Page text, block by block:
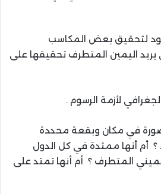
لتحقيق بعض المكاسب
يريد اليمين المتطرف تحقيقها على
لأزمة الرسوم .
في مكان وبقعة محددة
؟ أم أنها ممتدة في كل الدول
المتطرف ؟ أم أنها تمتد على